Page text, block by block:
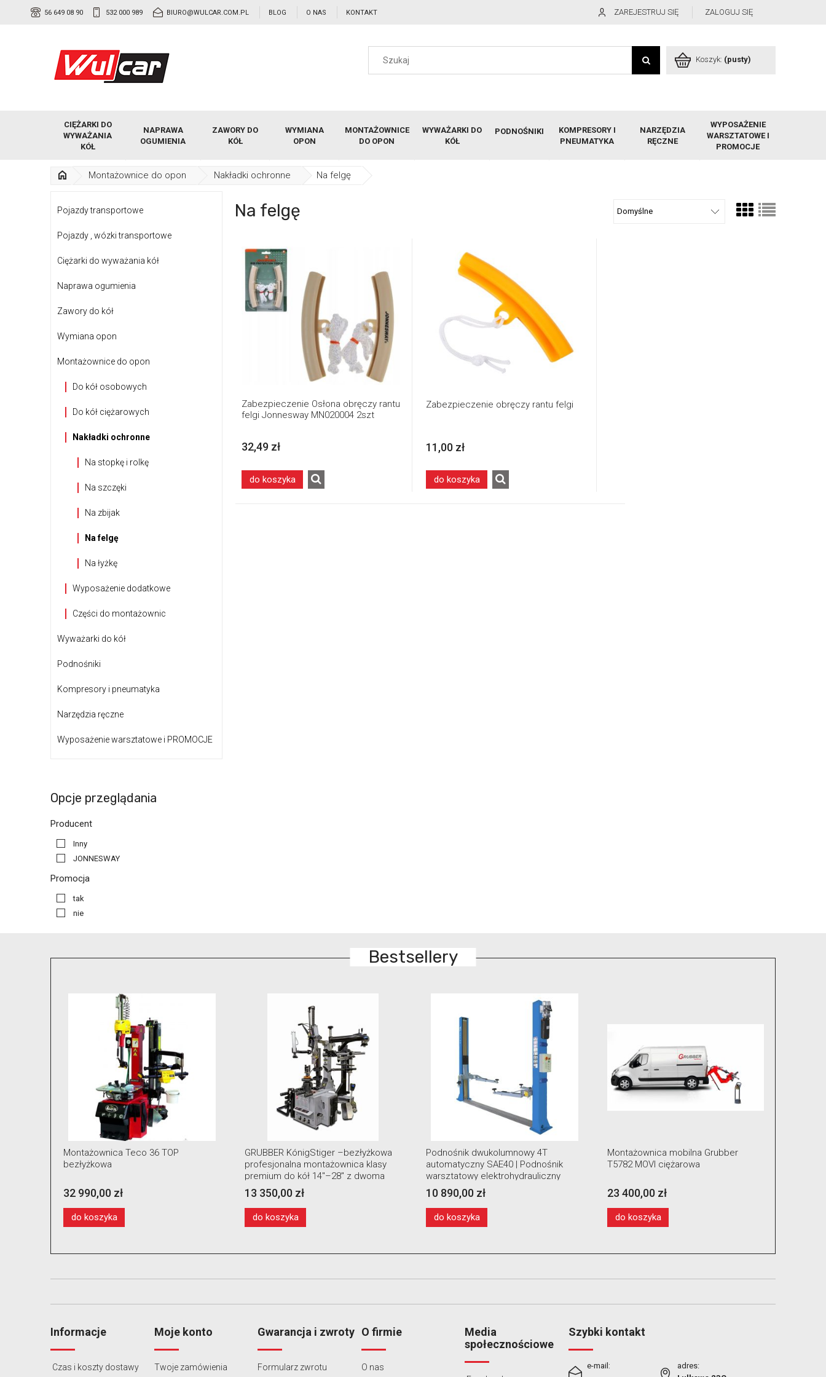
56 649 08 90 532 000 989 BIURO@WULCAR.COM.PL BLOG O NAS KONTAKT ZAREJESTRUJ SIĘ ZALOGUJ SIĘ
Koszyk: (pusty)
CIĘŻARKI DO
WYWAŻANIA
KÓŁ
NAPRAWA
OGUMIENIA
ZAWORY DO
KÓŁ
WYMIANA
OPON
MONTAŻOWNICE
DO OPON
WYWAŻARKI DO
KÓŁ
PODNOŚNIKI
KOMPRESORY I
PNEUMATYKA
NARZĘDZIA
RĘCZNE
WYPOSAŻENIE
WARSZTATOWE I
PROMOCJE
Montażownice do opon Nakładki ochronne Na felgę
Pojazdy transportowe
Pojazdy , wózki transportowe
Ciężarki do wyważania kół
Naprawa ogumienia
Zawory do kół
Wymiana opon
Montażownice do opon
Do kół osobowych
Do kół ciężarowych
Nakładki ochronne
Na stopkę i rolkę
Na szczęki
Na zbijak
Na felgę
Na łyżkę
Wyposażenie dodatkowe
Części do montażownic
Wyważarki do kół
Podnośniki
Kompresory i pneumatyka
Narzędzia ręczne
Wyposażenie warsztatowe i PROMOCJE
Opcje przeglądania
Producent
Inny
JONNESWAY
Promocja
tak
nie
Na felgę
Zabezpieczenie Osłona obręczy rantu
felgi Jonnesway MN020004 2szt
32,49 zł
do koszyka
Zabezpieczenie obręczy rantu felgi
11,00 zł
do koszyka
Bestsellery
Montażownica Teco 36 TOP
bezłyżkowa
32 990,00 zł
do koszyka
GRUBBER KónigStiger –bezłyżkowa
profesjonalna montażownica klasy
premium do kół 14″–28″ z dwoma
ramionami pomocniczymi i windą
koła
13 350,00 zł
do koszyka
Podnośnik dwukolumnowy 4T
automatyczny SAE40 | Podnośnik
warsztatowy elektrohydrauliczny
10 890,00 zł
do koszyka
Montażownica mobilna Grubber
T5782 MOVI ciężarowa
23 400,00 zł
do koszyka
Informacje
Czas i koszty dostawy
Moje konto
Twoje zamówienia
Gwarancja i zwroty
Formularz zwrotu
O firmie
O nas
Media
społecznościowe
Szybki kontakt
e-mail:
adres: